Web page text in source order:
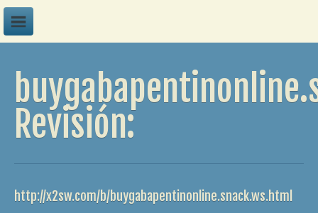
G
Revisión:
http://x2sw.com/b/buygabapentinonline.snack.ws.html